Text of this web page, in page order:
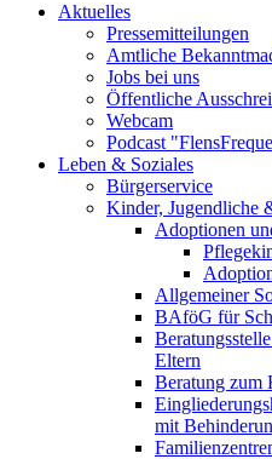
Aktuelles
Pressemitteilungen
Amtliche
Jobs bei uns
Öffentliche
Webcam
Podcast
Leben & Soziales
Bürgerservice
Kinder, Jugendliche
Adoptionen
Allgemeiner
BAföG für
Eltern
Beratung zum
mit